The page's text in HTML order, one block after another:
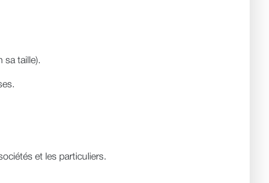
sa taille).
et les particuliers.